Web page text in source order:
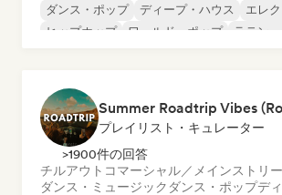
ダンス・ポップ
ディープ・ハウス
エレ
ヒップホップ
ワールド・ポップ ラテン
Summer Roadtrip Vibes
プレイリスト・キュレーター
>1900件の回答
チルアウト コマーシャル／メインストリ
ダンス・ミュージック ダンス・ポップデ